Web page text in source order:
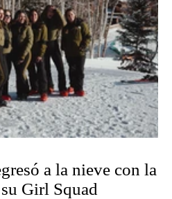
a la nieve con la
Girl Squad